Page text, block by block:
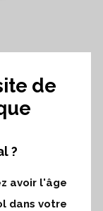
AU
de
?
avoir l'âge
dans votre